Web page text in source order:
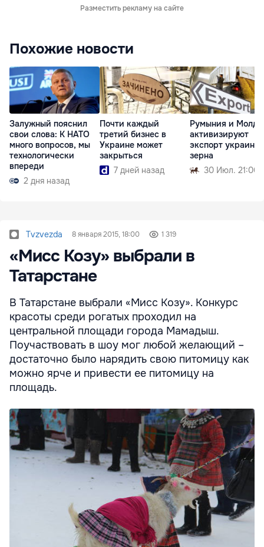
Разместить рекламу на сайте
Похожие новости
Залужный пояснил
свои слова: К НАТО
много вопросов, мы
технологически
впереди
2 дня назад
Почти каждый
третий бизнес в
Украине может
закрыться
7 дней назад
Румыния и
активизируют
экспорт
зерна
30 Июл. 21:00
Tvzvezda 8 января 2015, 18:00 1 319
«Мисс Козу» выбрали в
Татарстане
В Татарстане выбрали «Мисс Козу». Конкурс
красоты среди рогатых проходил на
центральной площади города Мамадыш.
Поучаствовать в шоу мог любой желающий –
достаточно было нарядить свою питомицу как
можно ярче и привести ее питомицу на
площадь.